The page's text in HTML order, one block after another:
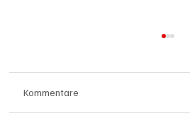
Kommentare